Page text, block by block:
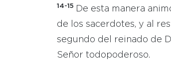
14-15
De esta manera
de los sacerdotes, y al
segundo del reinado de
Señor todopoderoso.